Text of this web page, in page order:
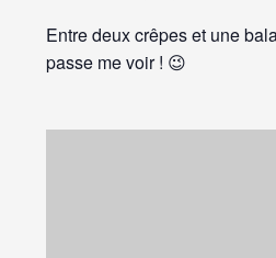
Entre deux crêpes et une
passe me voir ! 😉